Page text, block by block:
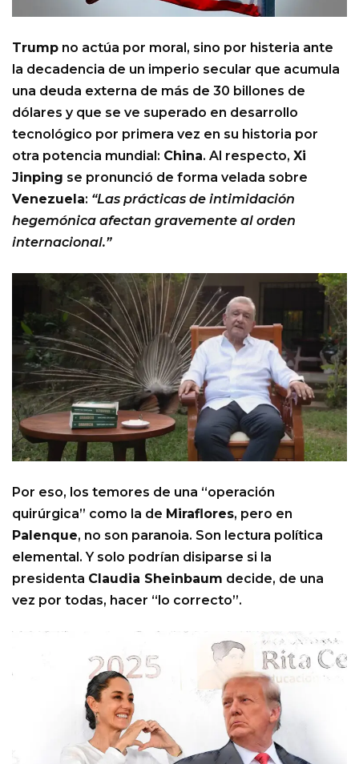
Trump no actúa por moral, sino por histeria ante
la decadencia de un imperio secular que acumula
una deuda externa de más de 30 billones de
dólares y que se ve superado en desarrollo
tecnológico por primera vez en su historia por
otra potencia mundial: China. Al respecto, Xi
Jinping se pronunció de forma velada sobre
Venezuela: “Las prácticas de intimidación
hegemónica afectan gravemente al orden
internacional.”
Por eso, los temores de una “operación
quirúrgica” como la de Miraflores, pero en
Palenque, no son paranoia. Son lectura política
elemental. Y solo podrían disiparse si la
presidenta Claudia Sheinbaum decide, de una
vez por todas, hacer “lo correcto”.